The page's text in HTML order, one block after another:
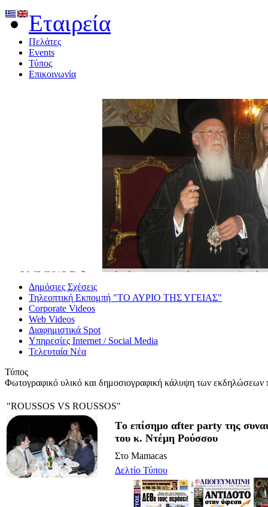
Εταιρεία
Πελάτες
Events
Τύπος
Επικοινωνία
Δημόσιες Σχέσεις
Τηλεοπτική Εκπομπή "ΤΟ ΑΥΡΙΟ ΤΗΣ ΥΓΕΙΑΣ"
Corporate Videos
Web Videos
Διαφημιστικά Spot
Υπηρεσίες Internet / Social Media
Τελευταία Νέα
Τύπος
Φωτογραφικό υλικό και δημοσιογραφική κάλυψη των εκδηλώσεων
"ROUSSOS VS ROUSSOS"
Tο επίσημο αfter party της
του κ. Ντέμη Ρούσσου
Στο Mamacas
Δελτίο Τύπου